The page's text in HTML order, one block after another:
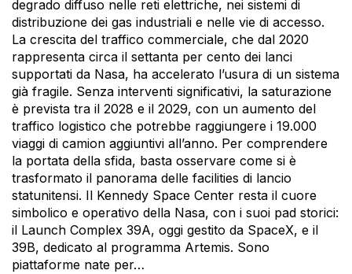
degrado diffuso nelle reti elettriche, nei sistemi di
distribuzione dei gas industriali e nelle vie di accesso.
La crescita del traffico commerciale, che dal 2020
rappresenta circa il settanta per cento dei lanci
supportati da Nasa, ha accelerato l’usura di un sistema
già fragile. Senza interventi significativi, la saturazione
è prevista tra il 2028 e il 2029, con un aumento del
traffico logistico che potrebbe raggiungere i 19.000
viaggi di camion aggiuntivi all’anno. Per comprendere
la portata della sfida, basta osservare come si è
trasformato il panorama delle facilities di lancio
statunitensi. Il Kennedy Space Center resta il cuore
simbolico e operativo della Nasa, con i suoi pad storici:
il Launch Complex 39A, oggi gestito da SpaceX, e il
39B, dedicato al programma Artemis. Sono
piattaforme nate per…